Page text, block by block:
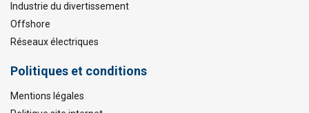
Industrie du divertissement
Offshore
Réseaux électriques
Politiques et conditions
Mentions légales